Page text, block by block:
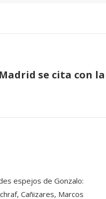
se cita con
espejos de Gonzalo:
Cañizares, Marcos